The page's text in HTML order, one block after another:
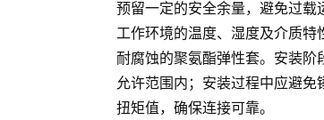
预留一定的安全余量，避免过载
工作环境的温度、湿度及介质特
耐腐蚀的聚氨酯弹性套。安装
允许范围内；安装过程中应避
扭矩值，确保连接可靠。